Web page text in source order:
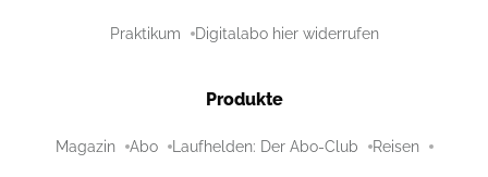
Praktikum Digitalabo hier widerrufen
Produkte
Magazin Abo Laufhelden: Der Abo-Club Reisen